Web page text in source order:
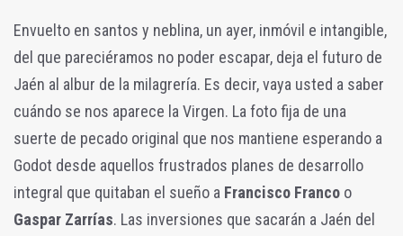
Envuelto en santos y neblina, un ayer, inmóvil e intangible,
del que pareciéramos no poder escapar, deja el futuro de
Jaén al albur de la milagrería. Es decir, vaya usted a saber
cuándo se nos aparece la Virgen. La foto fija de una
suerte de pecado original que nos mantiene esperando a
Godot desde aquellos frustrados planes de desarrollo
integral que quitaban el sueño a Francisco Franco o
Gaspar Zarrías. Las inversiones que sacarán a Jaén del